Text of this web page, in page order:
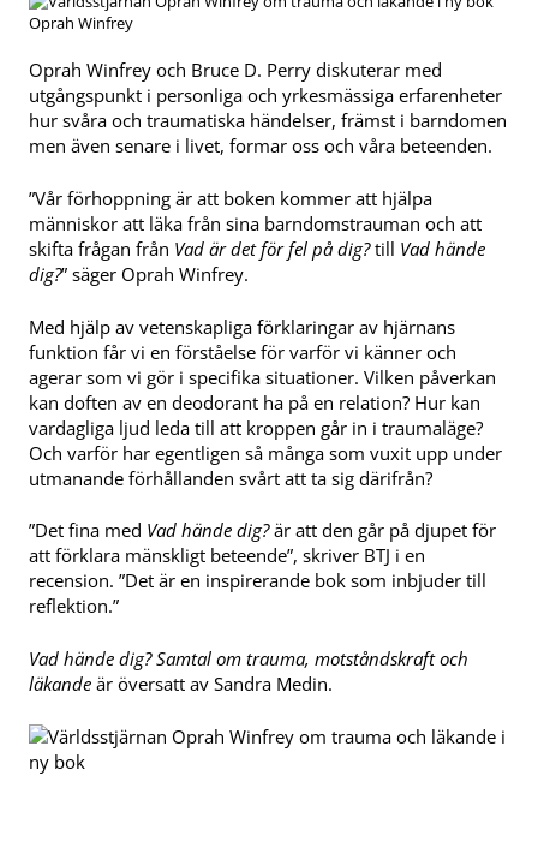
Oprah Winfrey
Oprah Winfrey och Bruce D. Perry diskuterar med
utgångspunkt i personliga och yrkesmässiga erfarenheter
hur svåra och traumatiska händelser, främst i barndomen
men även senare i livet, formar oss och våra beteenden.
”Vår förhoppning är att boken kommer att hjälpa
människor att läka från sina barndomstrauman och att
skifta frågan från Vad är det för fel på dig?till Vad hände
dig?” säger Oprah Winfrey.
Med hjälp av vetenskapliga förklaringar av hjärnans
funktion får vi en förståelse för varför vi känner och
agerar som vi gör i specifika situationer. Vilken påverkan
kan doften av en deodorant ha på en relation? Hur kan
vardagliga ljud leda till att kroppen går in i traumaläge?
Och varför har egentligen så många som vuxit upp under
utmanande förhållanden svårt att ta sig därifrån?
”Det fina med Vad hände dig?är att den går på djupet för
att förklara mänskligt beteende”, skriver BTJ i en
recension. ”Det är en inspirerande bok som inbjuder till
reflektion.”
Vad hände dig? Samtal om trauma, motståndskraft och
läkande är översatt av Sandra Medin.